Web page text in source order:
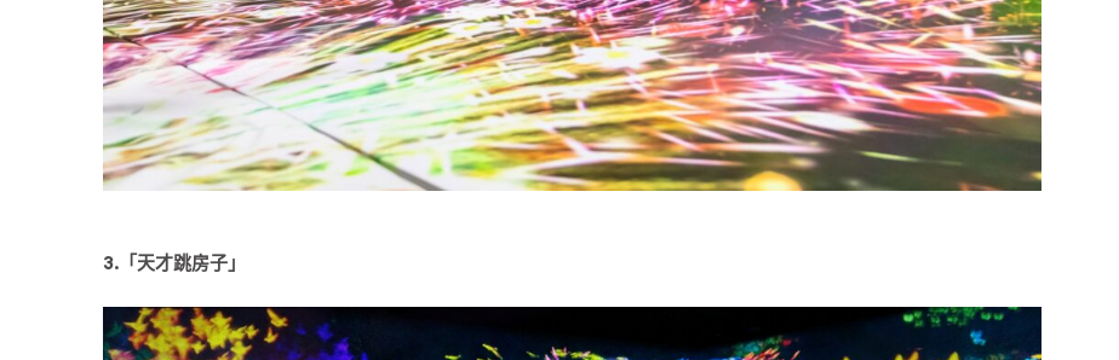
3.「天才跳房子」